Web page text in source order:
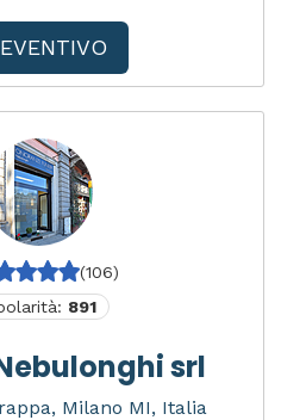
(106)
891
srl
Milano MI, Italia